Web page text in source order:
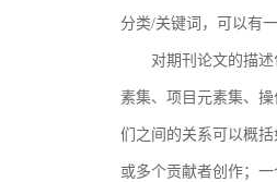
分类/关键词，可以有
对期刊论文的描
素集、项目元素集、
们之间的关系可以概
或多个贡献者创作；